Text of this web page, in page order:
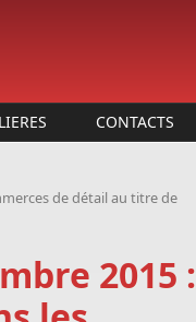
CONTACTS
de détail au titre de
2015 :